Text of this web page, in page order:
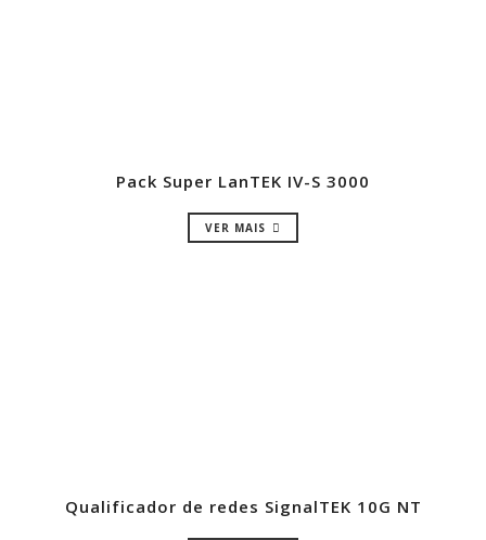
Pack Super LanTEK IV-S 3000
VER MAIS
Qualificador de redes SignalTEK 10G NT